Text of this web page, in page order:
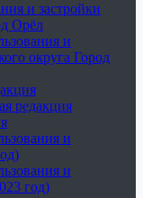
и застройки
Орёл
и
округа Город
редакция
и
и
год)